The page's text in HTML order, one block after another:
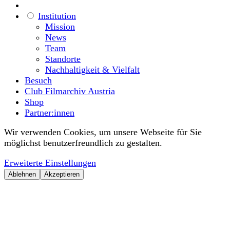
Institution
Mission
News
Team
Standorte
Nachhaltigkeit & Vielfalt
Besuch
Club Filmarchiv Austria
Shop
Partner:innen
Wir verwenden Cookies, um unsere Webseite für Sie
möglichst benutzerfreundlich zu gestalten.
Erweiterte Einstellungen
Ablehnen Akzeptieren